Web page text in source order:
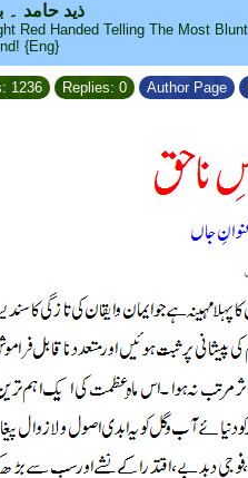
ذید حامد
Red Handed Telling The Most Blunt
{Eng}
1236 Replies: 0 Author Page